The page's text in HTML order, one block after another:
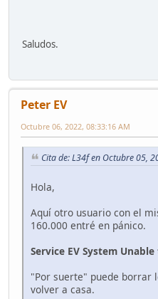
Saludos.
Peter EV
Octubre 06, 2022, 08:33:16 AM
Cita de: L34f en Octubre 05,
Hola,
Aquí otro usuario con el
160.000 entré en pánico.
Service EV System
"Por suerte" puede borrar
volver a casa.